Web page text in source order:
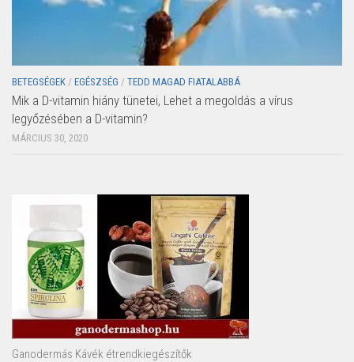
BETEGSÉGEK / EGÉSZSÉG / TEDD MAGAD FIATALABBÁ
Mik a D-vitamin hiány tünetei, Lehet a megoldás a vírus
legyőzésében a D-vitamin?
MÁRCIUS 30, 2020
Ganodermás Kávék étrendkiegészítők